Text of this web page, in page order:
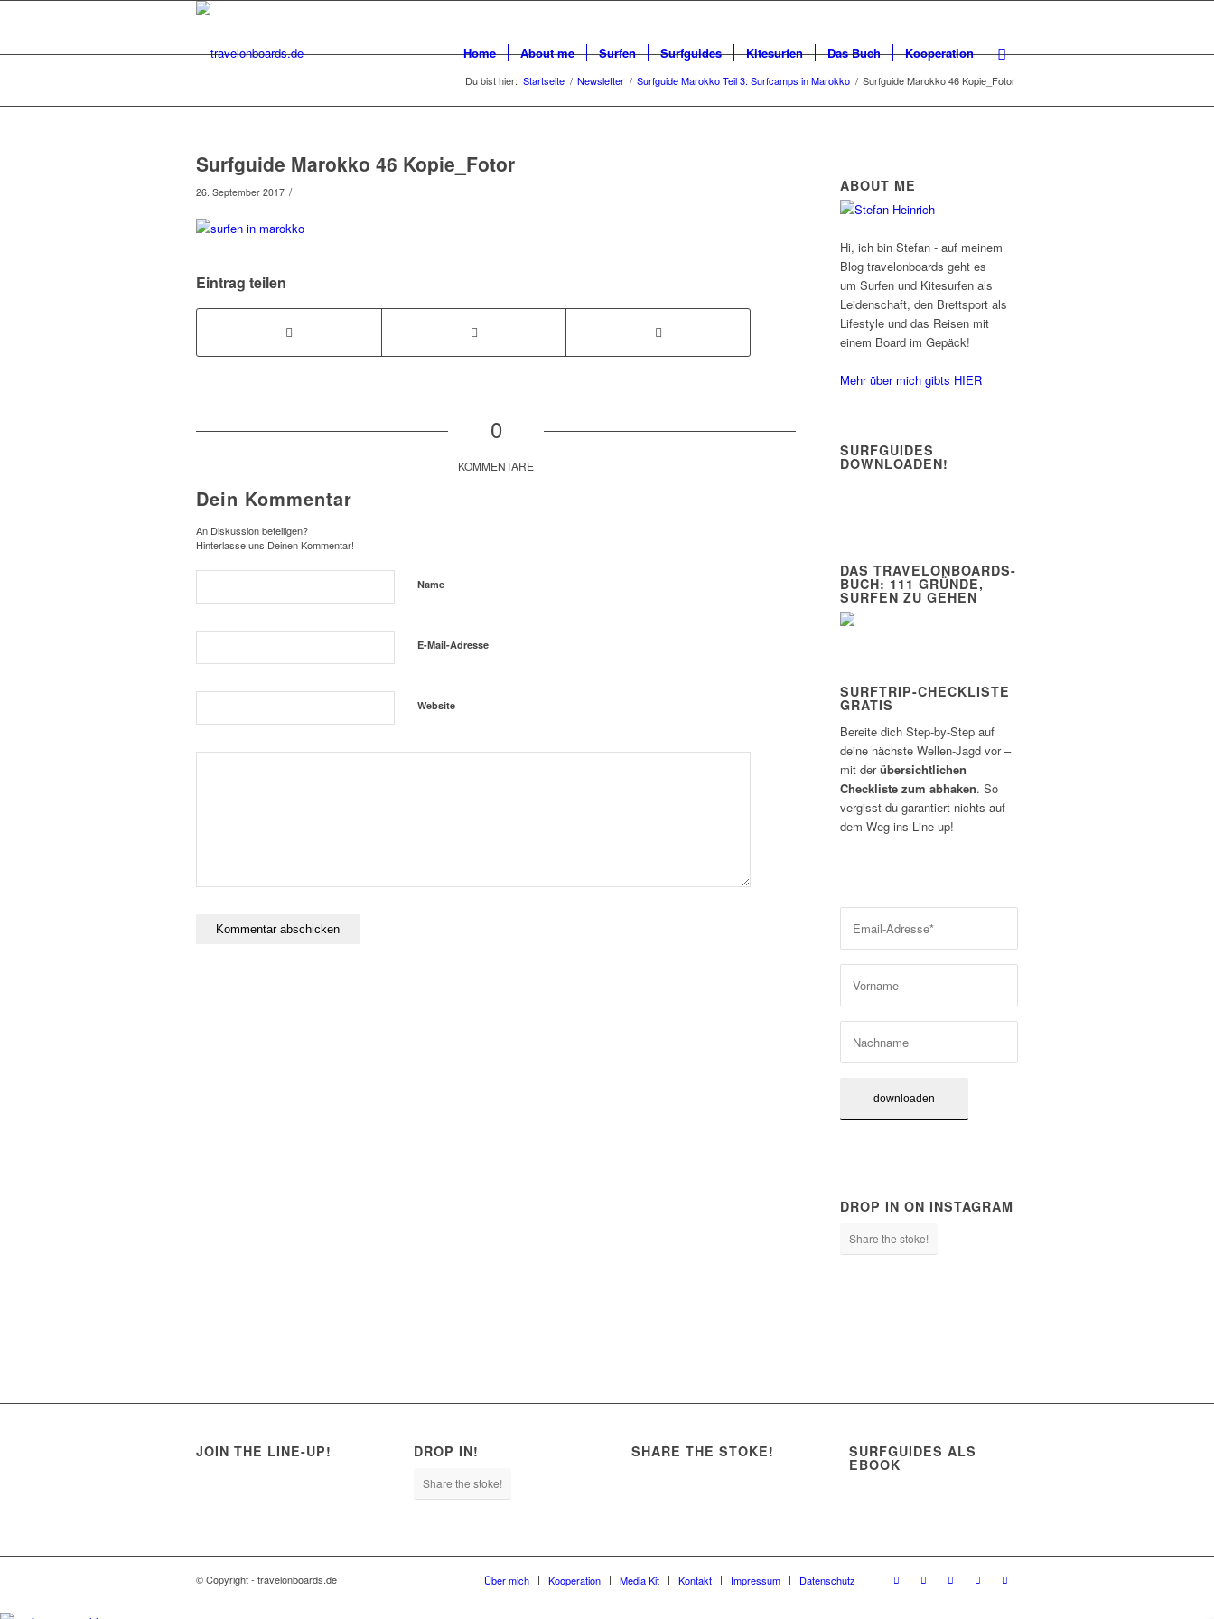
Home About me Surfen Surfguides Kitesurfen Das Buch Kooperation
Du bist hier: Startseite / Newsletter / Surfguide Marokko Teil 3: Surfcamps in Marokko / Surfguide Marokko 46 Kopie_Fotor
Surfguide Marokko 46 Kopie_Fotor
26. September 2017 /
Eintrag teilen
0
KOMMENTARE
Dein Kommentar
An Diskussion beteiligen?
Hinterlasse uns Deinen Kommentar!
Name
E-Mail-Adresse
Website
ABOUT ME
Hi, ich bin Stefan - auf meinem
Blog travelonboards geht es
um Surfen und Kitesurfen als
Leidenschaft, den Brettsport als
Lifestyle und das Reisen mit
einem Board im Gepäck!
Mehr über mich gibts HIER
SURFGUIDES
DOWNLOADEN!
DAS TRAVELONBOARDS-
BUCH: 111 GRÜNDE,
SURFEN ZU GEHEN
SURFTRIP-CHECKLISTE
GRATIS
Bereite dich Step-by-Step auf
deine nächste Wellen-Jagd vor –
mit derübersichtlichen
Checkliste zum abhaken. So
vergisst du garantiert nichts auf
dem Weg ins Line-up!
DROP IN ON INSTAGRAM
Share the stoke!
JOIN THE LINE-UP! DROP IN!
Share the stoke!
SHARE THE STOKE! SURFGUIDES ALS
EBOOK
© Copyright - travelonboards.de Über mich Kooperation Media Kit Kontakt Impressum Datenschutz